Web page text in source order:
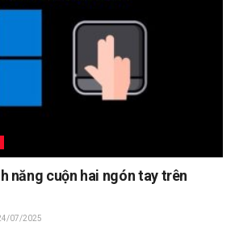
năng cuộn hai ngón tay trên
07/2025